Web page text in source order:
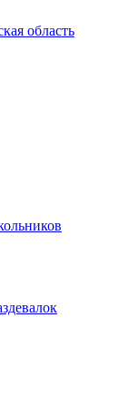
область